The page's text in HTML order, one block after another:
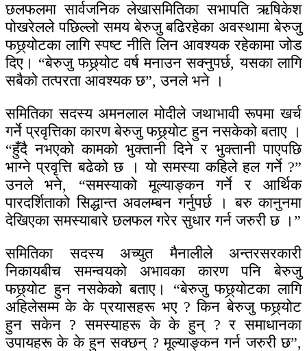
छलफलमा सार्वजनिक लेखासमितिका सभापति ऋषिकेश
पोखरेलले पछिल्लो समय बेरुजु बढिरहेका अवस्थामा बेरुजु
फछ्र्योटका लागि स्पष्ट नीति लिन आवश्यक रहेकामा जोड
दिए। “बेरुजु फछ्र्योट वर्ष मनाउन सक्नुपर्छ, यसका लागि
सबैको तत्परता आवश्यक छ”, उनले भने ।
समितिका सदस्य अमनलाल मोदीले जथाभावी रूपमा खर्च
गर्ने प्रवृत्तिका कारण बेरुजु फछ्र्योट हुन नसकेको बताए ।
“हुँदै नभएको कामको भुक्तानी दिने र भुक्तानी पाएपछि
भाग्ने प्रवृत्ति बढेको छ । यो समस्या कहिले हल गर्ने ?”
उनले भने, “समस्याको मूल्याङ्कन गर्ने र आर्थिक
पारदर्शिताको सिद्धान्त अवलम्बन गर्नुपर्छ । बरु कानुनमा
देखिएका समस्याबारे छलफल गरेर सुधार गर्न जरुरी छ ।”
समितिका सदस्य अच्युत मैनालीले अन्तरसरकारी
निकायबीच समन्वयको अभावका कारण पनि बेरुजु
फछ्र्योट हुन नसकेको बताए। “बेरुजु फछ्र्योटका लागि
अहिलेसम्म के के प्रयासहरू भए ? किन बेरुजु फछ्र्योट
हुन सकेन ? समस्याहरू के के हुन् ? र समाधानका
उपायहरू के के हुन सक्छन् ? मूल्याङ्कन गर्न जरुरी छ”,